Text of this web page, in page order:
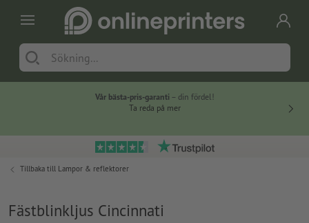
Vår bästa-pris-garanti – din fördel!
Ta reda på mer
Tillbaka till Lampor & reflektorer
Fästblinkljus Cincinnati